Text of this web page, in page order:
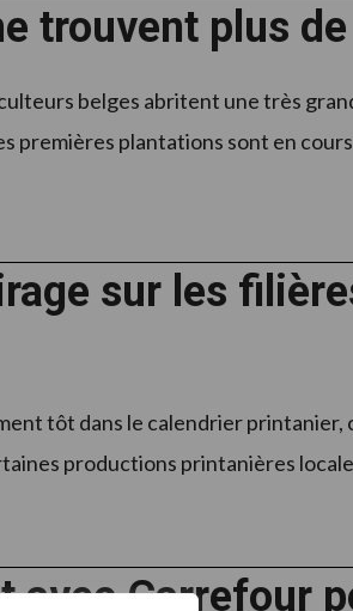
trouvent plus
belges abritent une très
premières plantations sont en
sur les
tôt dans le calendrier printanier,
productions printanières
avec Carrefour